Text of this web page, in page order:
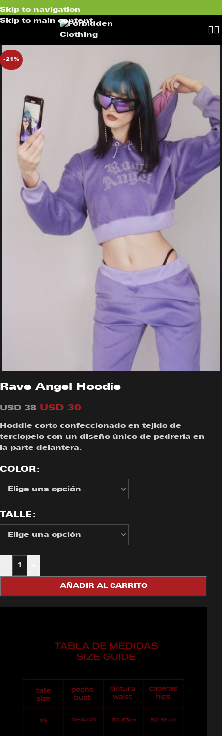
Skip to navigation
Skip to main content
-21%
Rave Angel Hoodie
USD38 USD 30
Hoddie corto confeccionado en tejido de
terciopelo con un diseño único de pedrería en
la parte delantera.
COLOR
TALLE
AÑADIR AL CARRITO